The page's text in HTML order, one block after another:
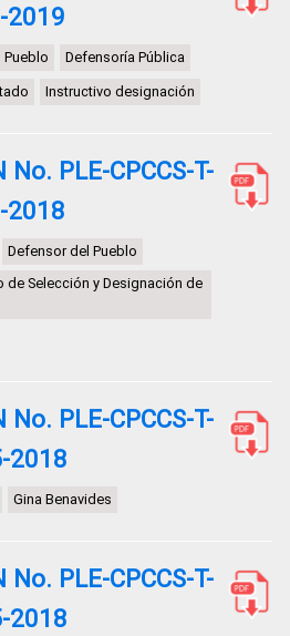
2019
Pueblo Defensoría Pública
Instructivo designación
No. PLE-CPCCS-T-
2018
Defensor del Pueblo
de Selección y Designación de
No. PLE-CPCCS-T-
2018
Gina Benavides
No. PLE-CPCCS-T-
2018